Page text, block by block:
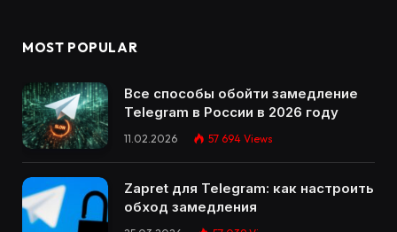
MOST POPULAR
Все способы обойти замедление
Telegram в России в 2026 году
11.02.2026 57 694 Views
Zapret для Telegram: как настроить
обход замедления